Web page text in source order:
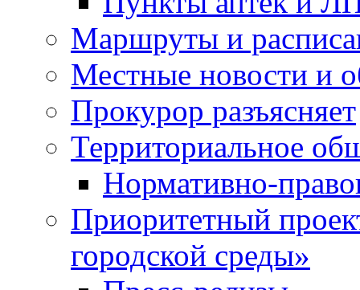
Маршруты и
Местные новости и
Прокурор разъясняет
Территориальное
Нормативно-
Приоритетный
городской среды»